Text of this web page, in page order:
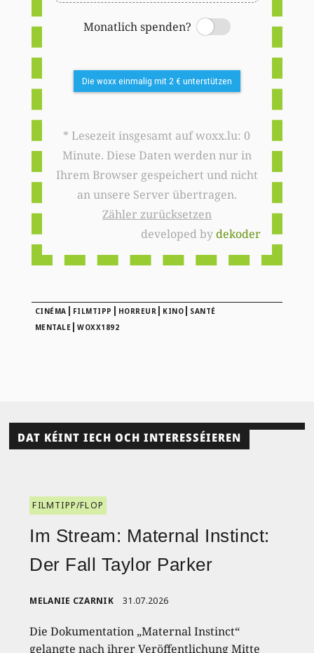
Monatlich spenden?
Switch
Die woxx einmalig mit 2 € unterstützen
* Lesezeit insgesamt auf woxx.lu: 0
Minute. Diese Daten werden nur in
Ihrem Browser gespeichert und nicht
an unsere Server übertragen.
Zähler zurücksetzen
developed bydekoder
CINÉMA | FILMTIPP | HORREUR | KINO | SANTÉ
MENTALE |WOXX1892
DAT KÉINT IECH OCH INTERESSÉIEREN
FILMTIPP/FLOP
Im Stream: Maternal Instinct:
Der Fall Taylor Parker
MELANIE CZARNIK 31.07.2026
Die Dokumentation „Maternal Instinct“
gelangte nach ihrer Veröffentlichung Mitte